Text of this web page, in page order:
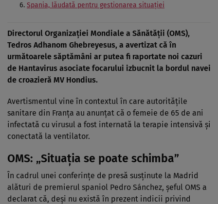
Spania, lăudată pentru gestionarea situației
Directorul Organizației Mondiale a Sănătății (OMS),
Tedros Adhanom Ghebreyesus, a avertizat că în
următoarele săptămâni ar putea fi raportate noi cazuri
de Hantavirus asociate focarului izbucnit la bordul navei
de croazieră MV Hondius.
Avertismentul vine în contextul în care autoritățile
sanitare din Franța au anunțat că o femeie de 65 de ani
infectată cu virusul a fost internată la terapie intensivă și
conectată la ventilator.
OMS: „Situația se poate schimba”
În cadrul unei conferințe de presă susținute la Madrid
alături de premierul spaniol Pedro Sánchez, șeful OMS a
declarat că, deși nu există în prezent indicii privind